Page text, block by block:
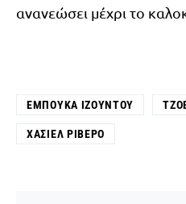
ανανεώσει μέχρι το
ΕΜΠΟΎΚΑ ΙΖΟΎΝΤΟΥ
ΧΑΣΙΈΛ ΡΙΒΈΡΟ